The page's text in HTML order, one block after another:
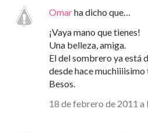
Omarha dicho que…
¡Vaya mano que tienes!
Una belleza, amiga.
El del sombrero ya está
desde hace muchiiiisimo
Besos.
18 de febrero de 2011 a